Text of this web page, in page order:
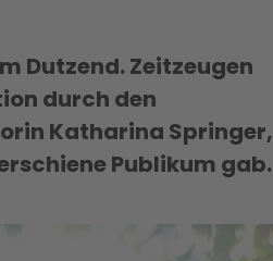
Dutzend. Zeitzeugen
durch den
Katharina Springer,
Publikum gab.